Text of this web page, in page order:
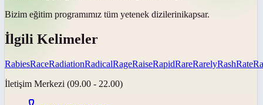
Bizim eğitim programımız tüm yetenek dizilerinikapsar.
İlgili Kelimeler
RabiesRaceRadiationRadicalRageRaiseRapidRareRarelyRashRate
İletişim Merkezi (09.00 - 22.00)